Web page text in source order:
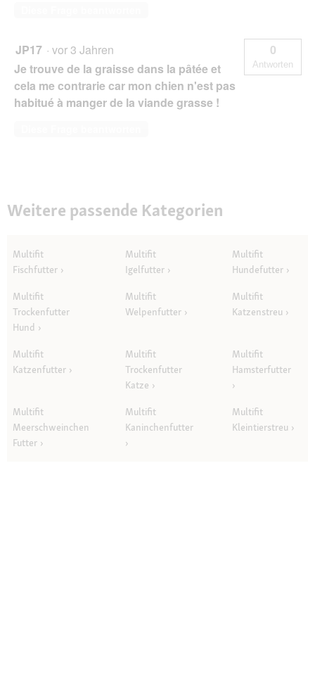
JP17 · vor 3 Jahren
Je trouve de la graisse dans la pâtée et
cela me contrarie car mon chien n'est pas
habitué à manger de la viande grasse !
0
Antworten
Weitere passende Kategorien
Multifit
Fischfutter
Multifit
Igelfutter
Multifit
Hundefutter
Multifit
Trockenfutter
Hund
Multifit
Welpenfutter
Multifit
Katzenstreu
Multifit
Katzenfutter
Multifit
Trockenfutter
Katze
Multifit
Hamsterfutter
Multifit
Meerschweinchen
Futter
Multifit
Kaninchenfutter
Multifit
Kleintierstreu